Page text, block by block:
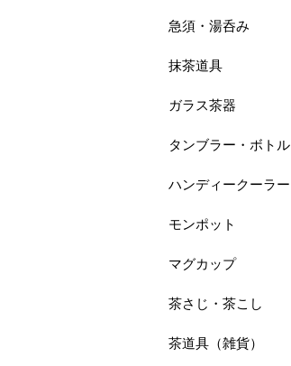
急須・湯呑み
抹茶道具
ガラス茶器
タンブラー・ボトル
ハンディークーラー
モンポット
マグカップ
茶さじ・茶こし
茶道具（雑貨）